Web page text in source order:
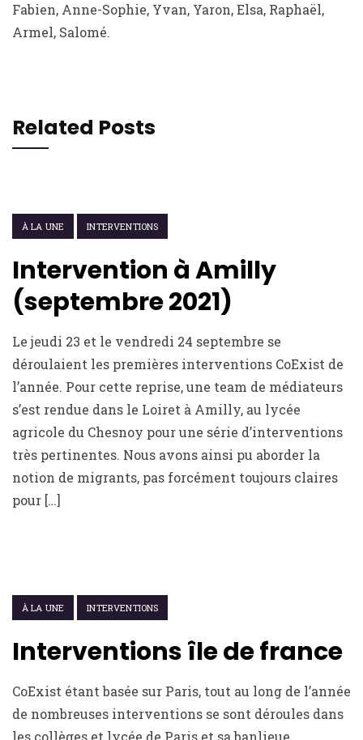
Fabien, Anne-Sophie, Yvan, Yaron, Elsa, Raphaël,
Armel, Salomé.
Related Posts
À LA UNE INTERVENTIONS
Intervention à Amilly
(septembre 2021)
Le jeudi 23 et le vendredi 24 septembre se
déroulaient les premières interventions CoExist de
l’année. Pour cette reprise, une team de médiateurs
s’est rendue dans le Loiret à Amilly, au lycée
agricole du Chesnoy pour une série d’interventions
très pertinentes. Nous avons ainsi pu aborder la
notion de migrants, pas forcément toujours claires
pour […]
À LA UNE INTERVENTIONS
Interventions île de france
CoExist étant basée sur Paris, tout au long de l’année
de nombreuses interventions se sont déroules dans
les collèges et lycée de Paris et sa banlieue.